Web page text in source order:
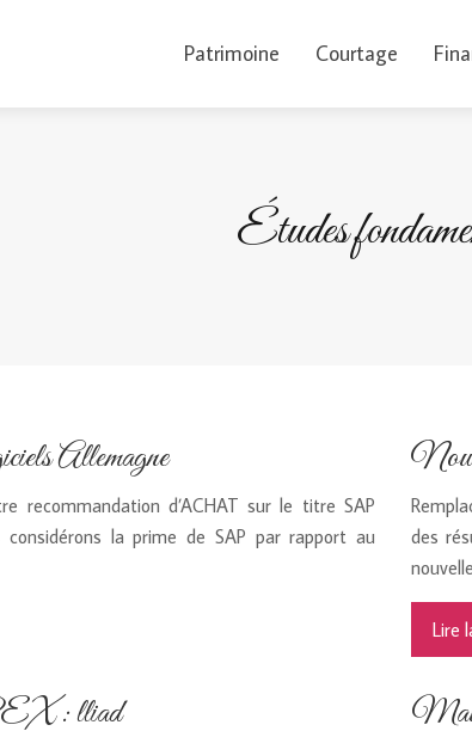
Patrimoine Courtage
Études
Allemagne
recommandation d’ACHAT sur le titre SAP
la prime de SAP par rapport au
des
Lire
: lliad